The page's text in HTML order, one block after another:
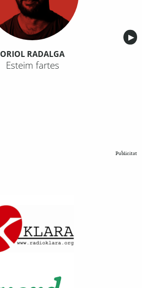
▶︎
ORIOL RADALGA
Esteim fartes
Publicitat